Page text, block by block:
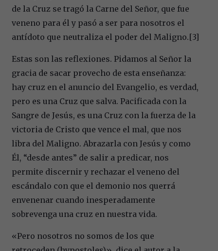
de la Cruz se tragó la Carne del Señor, que fue
veneno para él y pasó a ser para nosotros el
antídoto que neutraliza el poder del Maligno.[3]
Estas son las reflexiones. Pidamos al Señor la
gracia de sacar provecho de esta enseñanza:
hay cruz en el anuncio del Evangelio, es verdad,
pero es una Cruz que salva. Pacificada con la
Sangre de Jesús, es una Cruz con la fuerza de la
victoria de Cristo que vence el mal, que nos
libra del Maligno. Abrazarla con Jesús y como
Él, “desde antes” de salir a predicar, nos
permite discernir y rechazar el veneno del
escándalo con que el demonio nos querrá
envenenar cuando inesperadamente
sobrevenga una cruz en nuestra vida.
«Pero nosotros no somos de los que